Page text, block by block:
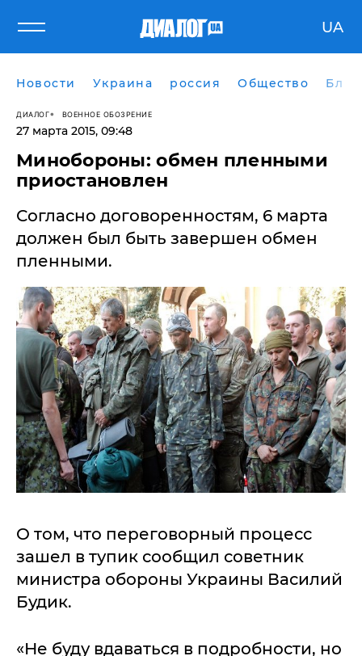
UA
Новости Украина россия Общество
ДИАЛОГ ВОЕННОЕ ОБОЗРЕНИЕ
27 марта 2015, 09:48
​Минобороны: обмен пленными
приостановлен
Согласно договоренностям, 6 марта
должен был быть завершен обмен
пленными.
О том, что переговорный процесс
зашел в тупик сообщил советник
министра обороны Украины Василий
Будик.
«Не буду вдаваться в подробности, но